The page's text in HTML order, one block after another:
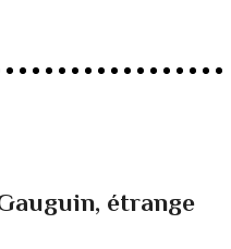
étrange